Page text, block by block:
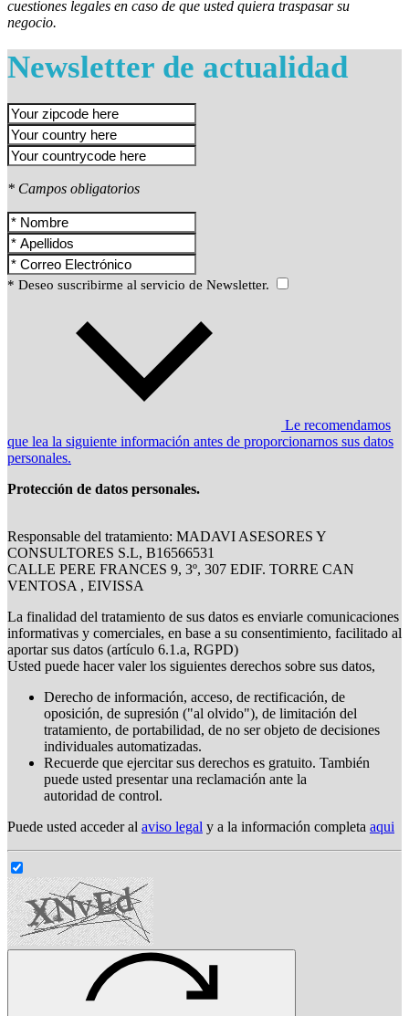
cuestiones legales en caso de que usted quiera traspasar su
negocio.
Newsletter de actualidad
* Campos obligatorios
* Deseo suscribirme al servicio de Newsletter.
Le recomendamos
que lea la siguiente información antes de proporcionarnos sus datos
personales.
Protección de datos personales.
Responsable del tratamiento: MADAVI ASESORES Y
CONSULTORES S.L, B16566531
CALLE PERE FRANCES 9, 3º, 307 EDIF. TORRE CAN
VENTOSA , EIVISSA
La finalidad del tratamiento de sus datos es enviarle comunicaciones
informativas y comerciales, en base a su consentimiento, facilitado al
aportar sus datos (artículo 6.1.a, RGPD)
Usted puede hacer valer los siguientes derechos sobre sus datos,
Derecho de información, acceso, de rectificación, de
oposición, de supresión ("al olvido"), de limitación del
tratamiento, de portabilidad, de no ser objeto de decisiones
individuales automatizadas.
Recuerde que ejercitar sus derechos es gratuito. También
puede usted presentar una reclamación ante la
autoridad de control.
Puede usted acceder al aviso legal y a la información completa aqui